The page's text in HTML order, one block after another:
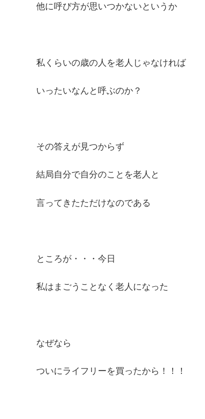
他に呼び方が思いつかないというか
私くらいの歳の人を老人じゃなければ
いったいなんと呼ぶのか？
その答えが見つからず
結局自分で自分のことを老人と
言ってきたただけなのである
ところが・・・今日
私はまごうことなく老人になった
なぜなら
ついにライフリーを買ったから！！！